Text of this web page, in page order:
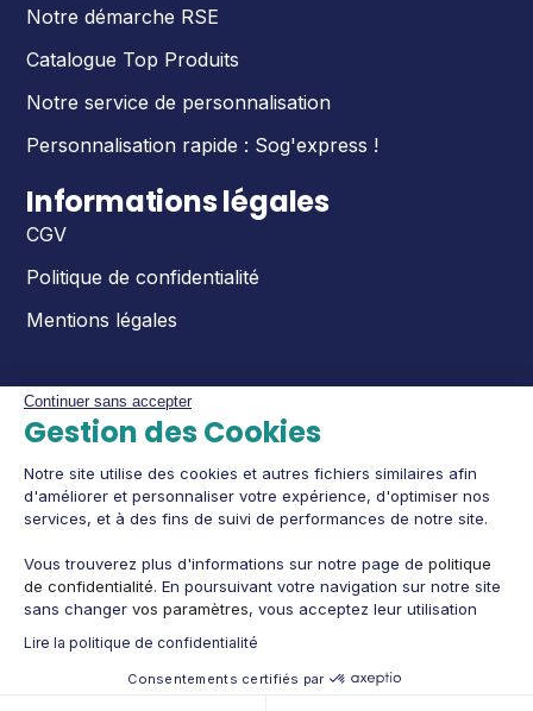
Continuer sans accepter
Gestion des Cookies
Notre site utilise des cookies et autres fichiers similaires afin
d'améliorer et personnaliser votre expérience, d'optimiser nos
services, et à des fins de suivi de performances de notre site.
Vous trouverez plus d'informations sur notre page de politique
de confidentialité. En poursuivant votre navigation sur notre site
sans changer vos paramètres, vous acceptez leur utilisation
Lire la politique de confidentialité
Consentements certifiés par
Notre démarche RSE
Catalogue Top Produits
Notre service de personnalisation
Personnalisation rapide : Sog'express !
Informations légales
CGV
Politique de confidentialité
Mentions légales